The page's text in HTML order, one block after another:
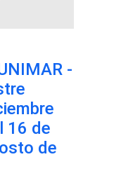
-
16 de
de